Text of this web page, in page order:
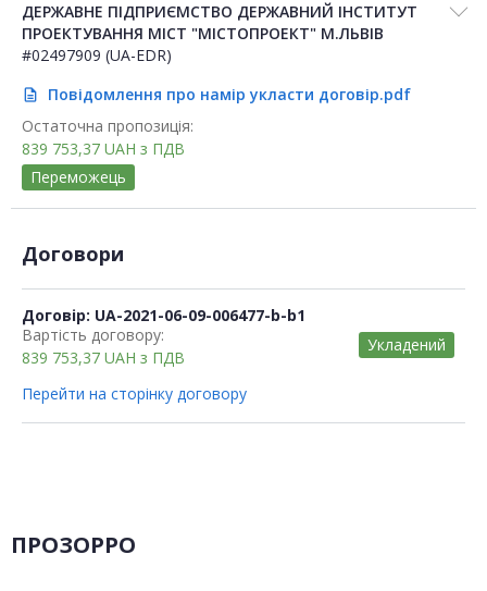
ДЕРЖАВНЕ ПІДПРИЄМСТВО ДЕРЖАВНИЙ ІНСТИТУТ
ПРОЕКТУВАННЯ МІСТ "МІСТОПРОЕКТ" М.ЛЬВІВ
#02497909 (UA-EDR)
description
Повідомлення про намір укласти договір.pdf
Остаточна пропозиція:
839 753,37 UAH з ПДВ
Переможець
Договори
Договір: UA-2021-06-09-006477-b-b1
Вартість договору:
839 753,37 UAH з ПДВ
Укладений
Перейти на сторінку договору
ПРОЗОРРО